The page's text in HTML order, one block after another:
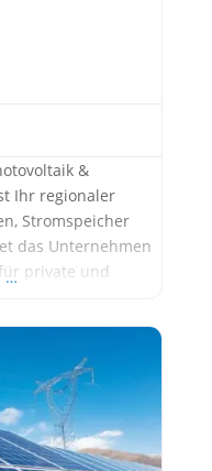
&
Ihr regionaler
Stromspeicher
das Unternehmen
private und
ist es, Ihre
und Sie
zu machen.
…